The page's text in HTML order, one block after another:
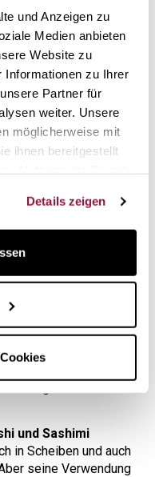
und Anzeigen zu
Medien anbieten
Website zu
Informationen zu Ihrer
Partner für
weiter. Unsere
möglicherweise mit
ihnen bereitgestellt
Details zeigen
Palisanderholz
können, ohne dass
lassen
Komfort bewältigen.
Klingen sehr
ist es gut zentriert,
und Sashimi
in Scheiben und auch
seine Verwendung